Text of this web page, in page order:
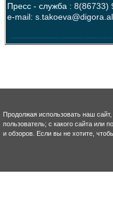
Пресс - служба : 8(86733)
e-mail:
Продолжая использовать наш
пользователь; с какого сайта или
и обзоров. Если вы не хотите,